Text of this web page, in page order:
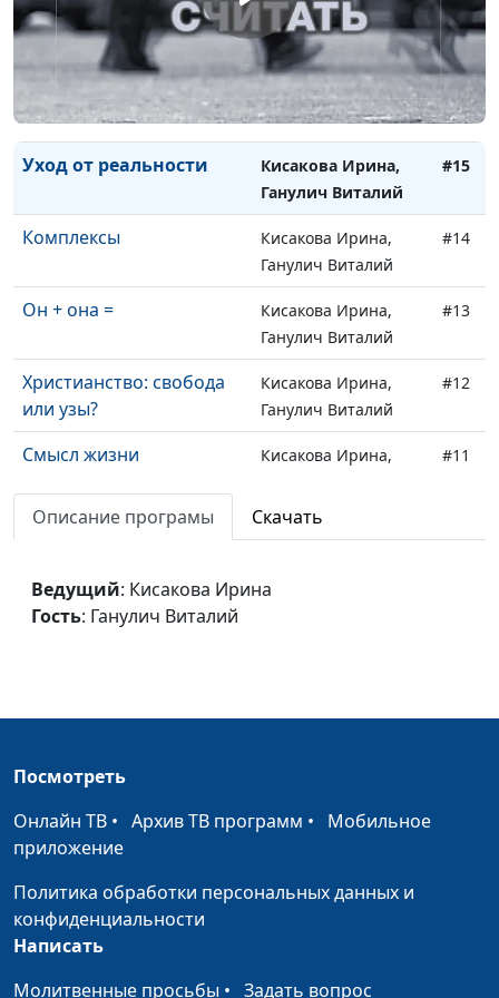
Брак с иностранцем
Кисакова И.,
Кайтанен Лия
#17
Одиночество
Кисакова Ирина,
Ганулич Виталий
#16
Уход от реальности
Кисакова Ирина,
Ганулич Виталий
#15
Комплексы
Кисакова Ирина,
Ганулич Виталий
#14
Он + она =
Кисакова Ирина,
Ганулич Виталий
#13
Христианство: свобода
или узы?
Кисакова Ирина,
Ганулич Виталий
#12
Смысл жизни
Кисакова Ирина,
#11
Отцы и дети
Кисакова Ирина,
Имеют ли деньги
власть?
Ирина Кисакова,
женщина
Бизнес и христианство
Ирина Кисакова,
Не женское дело
Ирина Кисакова,
Описание програмы Скачать
Ведущий: Кисакова Ирина
Гость: Ганулич Виталий
Посмотреть
Онлайн ТВ • Архив ТВ программ • Мобильное
приложение
Политика обработки персональных данных и
конфиденциальности
Написать
Молитвенные просьбы • Задать вопрос